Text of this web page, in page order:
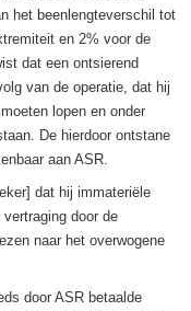
het beenlengteverschil tot
en 2% voor de
dat een ontsierend
van de operatie, dat hij
lopen en onder
De hierdoor ontstane
aan ASR.
dat hij immateriële
door de
naar het overwogene
door ASR betaalde